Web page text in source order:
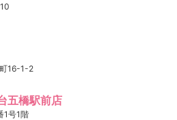
16-1-2
五橋駅前店
1号1階